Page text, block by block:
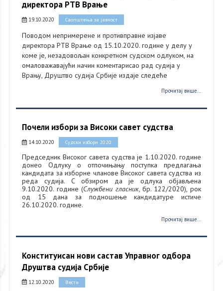
директора РТВ Врање
19.10.2020 Саопштења за јавност
Поводом непримерене и противправне изјаве
директора РТВ Врање од 15.10.2020. године у делу у
коме је, незадовољан конкретном судском одлуком, на
омаловажавајући начин коментарисао рад судија у
Врању, Друштво судија Србије издаје следеће
Прочитај више...
Почели избори за Високи савет судства
14.10.2020 Судски избори 2020
Председник Високог савета судства је 1.10.2020. године
донео Одлуку о отпочињању поступка предлагања
кандидата за изборне чланове Високог савета судства из
реда судија. С обзиром да је одлука објављена
9.10.2020. године (Службени гласник, бр. 122/2020), рок
од 15 дана за подношење кандидатуре истиче
26.10.2020. године.
Прочитај више...
Конституисан нови састав Управног одбора
Друштва судија Србије
12.10.2020 Вести